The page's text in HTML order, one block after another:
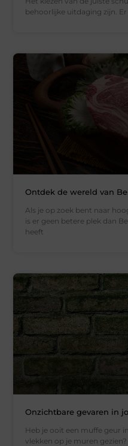
behoorlijke uitdaging zijn.
Ontdek de wereld van
Als je op zoek bent naar
is er geen betere plek dan
heeft
Onzichtbare gevaren in
Heb je ooit een muffe geur
vlekken op je muren